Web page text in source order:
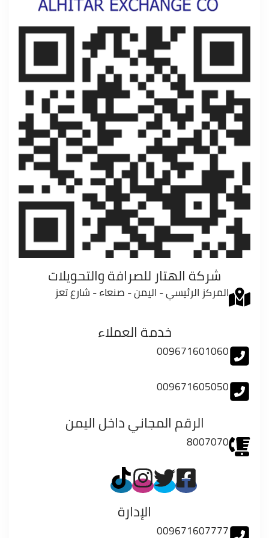
شركة الهتار للصرافة والتحويلات
المركز الرئيسي - اليمن - صنعاء - شارع تعز
خدمة العملاء
009671601060
009671605050
الرقم المجاني داخل اليمن
8007070
الإدارة
009671607777